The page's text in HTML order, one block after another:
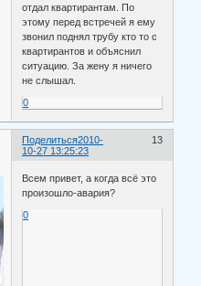
отдал квартирантам. По
этому перед встречей я ему
звонил поднял трубу кто то с
квартирантов и объяснил
ситуацию. За жену я ничего
не слышал.
0
Поделиться 13
2010-
10-27 13:25:23
Всем привет, а когда всё это
произошло-авария?
0